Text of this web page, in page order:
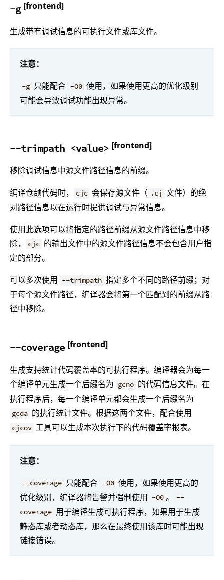
-g [frontend]
生成带有调试信息的可执行文件或库文件。
注意：
-g 只能配合 -O0 使用，如果使用更高的优化级别
可能会导致调试功能出现异常。
--trimpath <value> [frontend]
移除调试信息中源文件路径信息的前缀。
编译仓颉代码时，
cjc 会保存源文件（ .cj 文件）的绝
对路径信息以在运行时提供调试与异常信息。
使用此选项可以将指定的路径前缀从源文件路径信息中移
除，
cjc 的输出文件中的源文件路径信息不会包含用户指
定的部分。
可以多次使用 --trimpath 指定多个不同的路径前缀；对
于每个源文件路径，编译器会将第一个匹配到的前缀从路
径中移除。
--coverage [frontend]
生成支持统计代码覆盖率的可执行程序。编译器会为每一
个编译单元生成一个后缀名为 gcno 的代码信息文件。在
执行程序后，每一个编译单元都会生成一个后缀名为
gcda 的执行统计文件。根据这两个文件，配合使用
cjcov 工具可以生成本次执行下的代码覆盖率报表。
注意：
--coverage 只能配合 -O0 使用，如果使用更高的
优化级别，编译器将告警并强制使用 -O0 。
--
coverage 用于编译生成可执行程序，如果用于生成
静态库或者动态库，那么在最终使用该库时可能出现
链接错误。